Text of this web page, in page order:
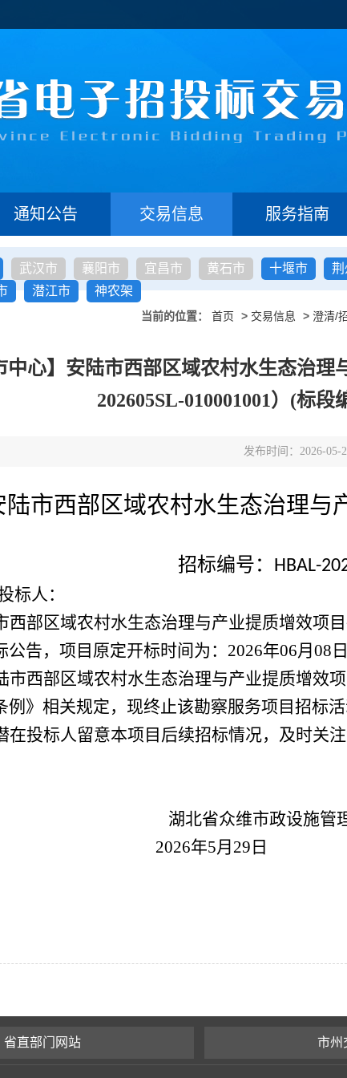
通知公告 交易信息 服务指南
武汉市 襄阳市 宜昌市 黄石市 十堰市 荆
潜江市 神农架
当前的位置： 首页 > 交易信息 > 澄清/
中心】安陆市西部区域农村水生态治
202605SL-010001001）(标
发布时间：2026-05-
陆市西部区域农村水生态治理与
标编号： HBAL-
标人：
西部区域农村水生态治理与产业提质增效项
公告，项目原定开标时间为：2026年06月08日
市西部区域农村水生态治理与产业提质增效
例》相关规定，现终止该勘察服务项目 招标活
在投标人留意本项目后续招标情况，及时关
湖北省众维市政设施管理
年5月29日
省直部门网站 市州